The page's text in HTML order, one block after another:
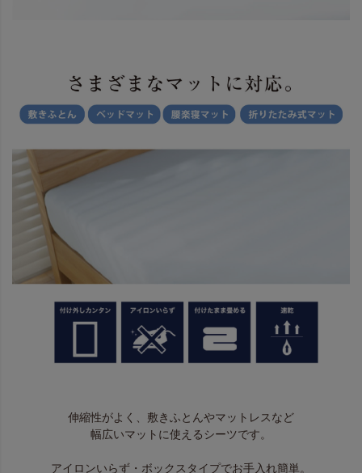
伸縮性がよく、敷きふとんやマットレスなど
幅広いマットに使えるシーツです。
アイロンいらず・ボックスタイプでお手入れ簡単。